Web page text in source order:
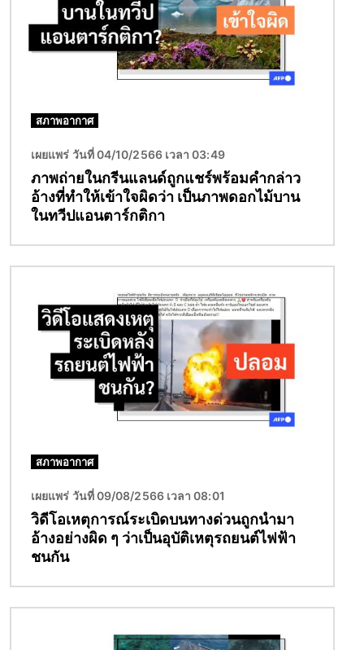
สภาพอากาศ
เผยแพร่ วันที่ 04/10/2566 เวลา 03:49
ภาพถ่ายในกรีนแลนด์ถูกแชร์พร้อมคำกล่าว
อ้างที่ทำให้เข้าใจผิดว่า เป็นภาพดอกไม้บาน
ในทวีปแอนตาร์กติกา
สภาพอากาศ
เผยแพร่ วันที่ 09/08/2566 เวลา 08:01
วิดีโอเหตุการณ์ระเบิดบนทางด่วนถูกนำมา
อ้างอย่างผิด ๆ ว่าเป็นอุบัติเหตุรถยนต์ไฟฟ้า
ชนกัน